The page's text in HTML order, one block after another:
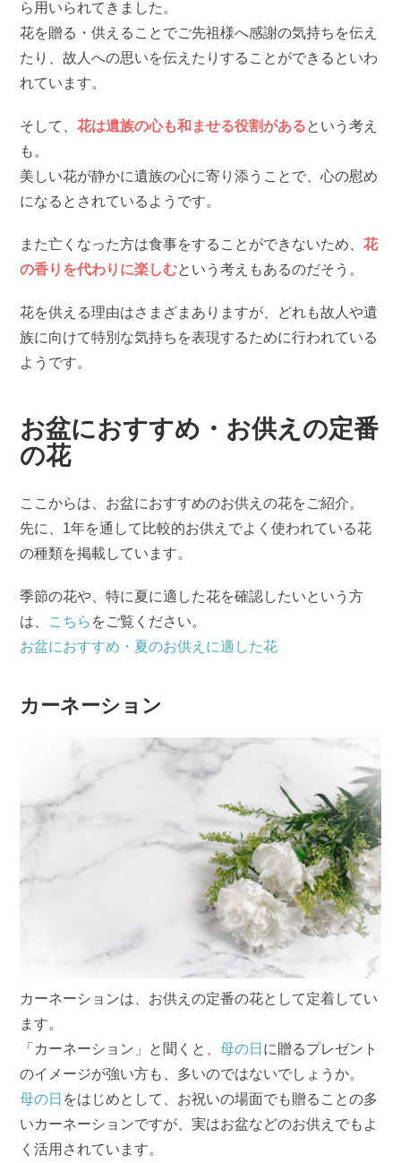
ら用いられてきました。
花を贈る・供えることでご先祖様へ感謝の気持ちを伝え
たり、故人への思いを伝えたりすることができるといわ
れています。
そして、花は遺族の心も和ませる役割があるという考え
も。
美しい花が静かに遺族の心に寄り添うことで、心の慰め
になるとされているようです。
また亡くなった方は食事をすることができないため、花
の香りを代わりに楽しむという考えもあるのだそう。
花を供える理由はさまざまありますが、どれも故人や遺
族に向けて特別な気持ちを表現するために行われている
ようです。
お盆におすすめ・お供えの定番
の花
ここからは、お盆におすすめのお供えの花をご紹介。
先に、1年を通して比較的お供えでよく使われている花
の種類を掲載しています。
季節の花や、特に夏に適した花を確認したいという方
は、 こちら をご覧ください。
お盆におすすめ・夏のお供えに適した花
カーネーション
カーネーションは、お供えの定番の花として定着してい
ます。
「カーネーション」と聞くと、母の日 に贈るプレゼント
のイメージが強い方も、多いのではないでしょうか。
母の日 をはじめとして、お祝いの場面でも贈ることの多
いカーネーションですが、実はお盆などのお供えでもよ
く活用されています。